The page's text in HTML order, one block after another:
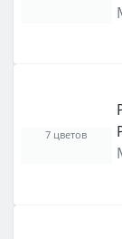
7 цветов